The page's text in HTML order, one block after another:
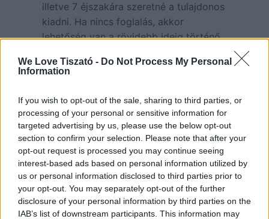
We Love Tiszató - Do Not Process My Personal
Information
If you wish to opt-out of the sale, sharing to third parties, or
processing of your personal or sensitive information for
targeted advertising by us, please use the below opt-out
section to confirm your selection. Please note that after your
opt-out request is processed you may continue seeing
interest-based ads based on personal information utilized by
us or personal information disclosed to third parties prior to
your opt-out. You may separately opt-out of the further
disclosure of your personal information by third parties on the
IAB’s list of downstream participants. This information may
illetve 7 éjszakára szeretné a tulajdonos
kiadni. Ha nincs foglalás, akkor
lehetőség van a rövidebb ideig történő
de ebben az esetben felárat számolnak
Tündérkert Apartman
elérhetőségek:
W:https://szallas.hu/tunderkert-
apartman-tiszafured?
ref=list&adults=2&provision=1
E: –